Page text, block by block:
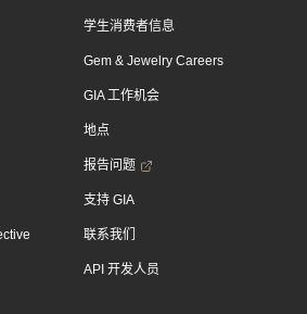
学生消费者信息
Gem & Jewelry Careers
GIA 工作机会
地点
报告问题
支持 GIA
联系我们
API 开发人员